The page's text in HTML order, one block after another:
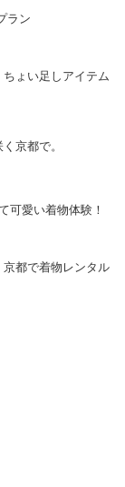
ラン
ょい足しアイテム
京都で。
可愛い着物体験！
都で着物レンタル